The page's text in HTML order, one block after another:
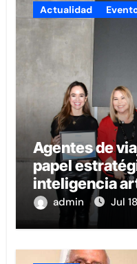
Actualidad
Agentes de
papel
inteligencia
admin Jul